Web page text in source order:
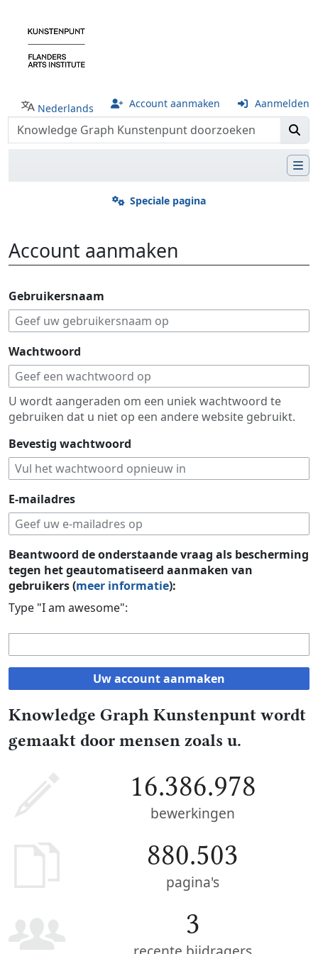
Nederlands Account aanmaken Aanmelden
Speciale pagina
Account aanmaken
Gebruikersnaam
Wachtwoord
U wordt aangeraden om een uniek wachtwoord te
gebruiken dat u niet op een andere website gebruikt.
Bevestig wachtwoord
E-mailadres
Beantwoord de onderstaande vraag als bescherming
tegen het geautomatiseerd aanmaken van
gebruikers (meer informatie):
Type "I am awesome":
Uw account aanmaken
Knowledge Graph Kunstenpunt wordt
gemaakt door mensen zoals u.
16.386.978
bewerkingen
880.503
pagina's
3